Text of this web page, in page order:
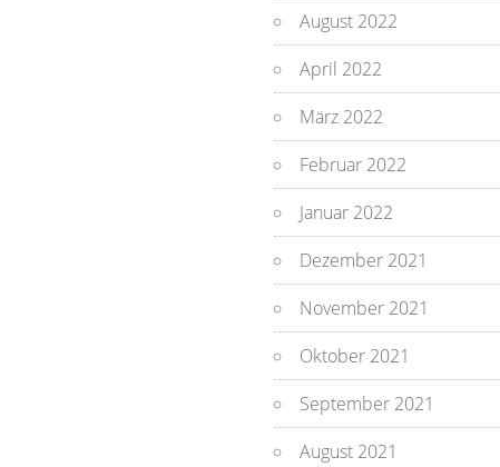
August 2022
April 2022
März 2022
Februar 2022
Januar 2022
Dezember 2021
November 2021
Oktober 2021
September 2021
August 2021